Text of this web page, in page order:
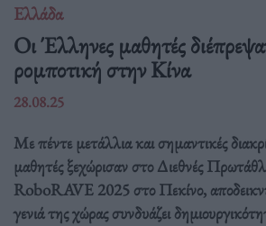
Ελλάδα
Οι Έλληνες μαθητές
ρομποτική στην Κίνα
28.08.25
Με πέντε μετάλλια και σημαντικές
μαθητές ξεχώρισαν στο Διεθνές
RoboRAVE 2025 στο Πεκίνο,
γενιά της χώρας συνδυάζει